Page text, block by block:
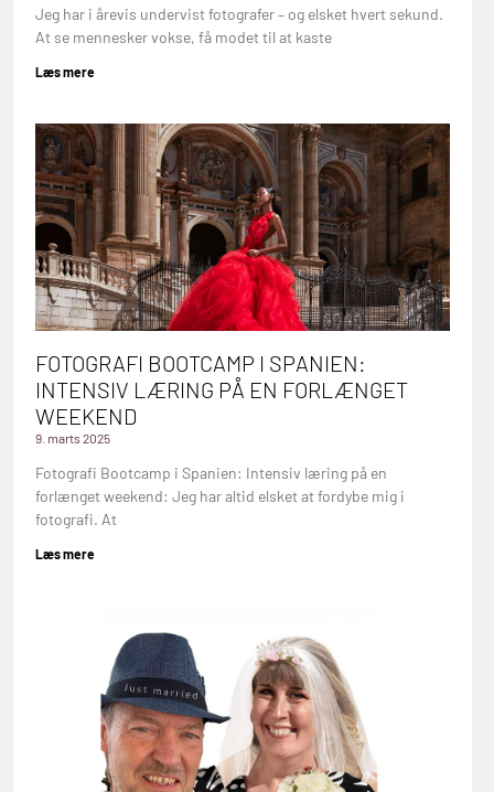
Jeg har i årevis undervist fotografer – og elsket hvert sekund.
At se mennesker vokse, få modet til at kaste
Læs mere
FOTOGRAFI BOOTCAMP I SPANIEN:
INTENSIV LÆRING PÅ EN FORLÆNGET
WEEKEND
9. marts 2025
Fotografi Bootcamp i Spanien: Intensiv læring på en
forlænget weekend: Jeg har altid elsket at fordybe mig i
fotografi. At
Læs mere